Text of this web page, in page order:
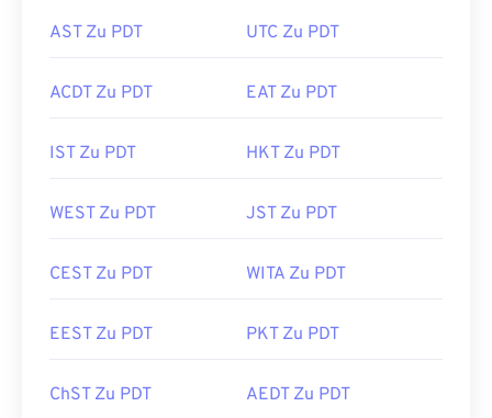
AST Zu PDT UTC Zu PDT
ACDT Zu PDT EAT Zu PDT
IST Zu PDT HKT Zu PDT
WEST Zu PDT JST Zu PDT
CEST Zu PDT WITA Zu PDT
EEST Zu PDT PKT Zu PDT
ChST Zu PDT AEDT Zu PDT